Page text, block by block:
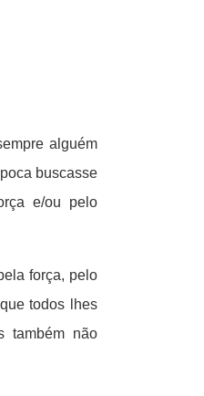
alguém
buscasse
e/ou pelo
força, pelo
todos lhes
também não